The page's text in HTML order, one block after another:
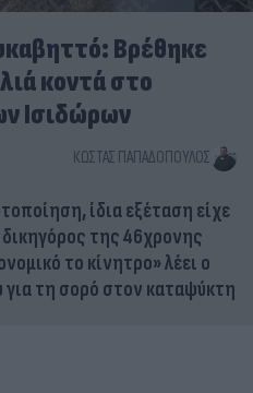
Βρέθηκε
κοντά στο
Ισιδώρων
ΚΏΣΤΑΣ ΠΑΠΑΔΌΠΟΥΛΟΣ
ίδια εξέταση είχε
δικηγόρος της 46χρονης
το κίνητρο» λέει ο
για τη σορό στον καταψύκτη